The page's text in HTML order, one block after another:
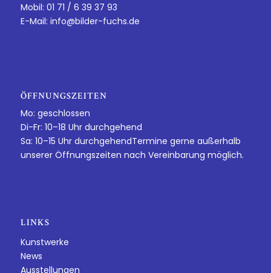
Mobil: 01 71 / 6 39 37 93
E-Mail: info@bilder-fuchs.de
ÖFFNUNGSZEITEN
Mo: geschlossen
Di-Fr: 10–18 Uhr durchgehend
Sa: 10–15 Uhr durchgehendTermine gerne außerhalb
unserer Öffnungszeiten nach Vereinbarung möglich.
LINKS
Kunstwerke
News
Ausstellungen